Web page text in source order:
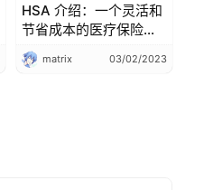
HSA 介绍：一个灵活和
节省成本的医疗保险选
择 + 常见问题解答
matrix 03/02/2023